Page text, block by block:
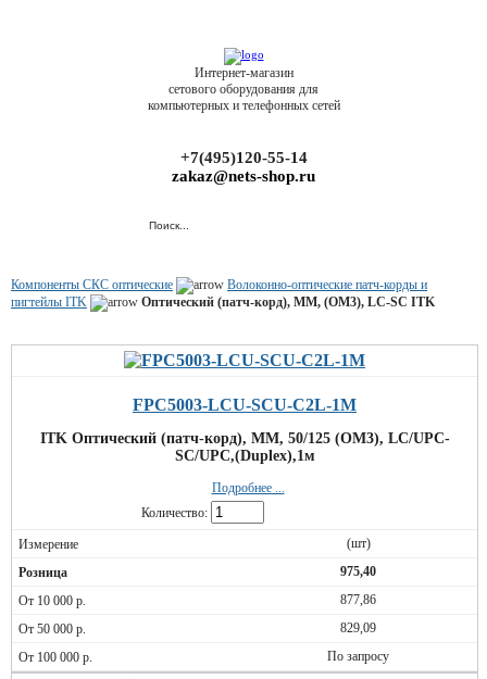
Интернет-магазин
сетового оборудования для
компьютерных и телефонных сетей
+7(495)120-55-14
zakaz@nets-shop.ru
Компоненты СКС оптические
Волоконно-оптические патч-корды и
пигтейлы ITK
Оптический (патч-корд), MM, (OM3), LC-SC ITK
FPC5003-LCU-SCU-C2L-1M
ITK Оптический (патч-корд), MM, 50/125 (OM3), LC/UPC-
SC/UPC,(Duplex),1м
Подробнее ...
Количество:
(шт)
975,40
877,86
829,09
По запросу